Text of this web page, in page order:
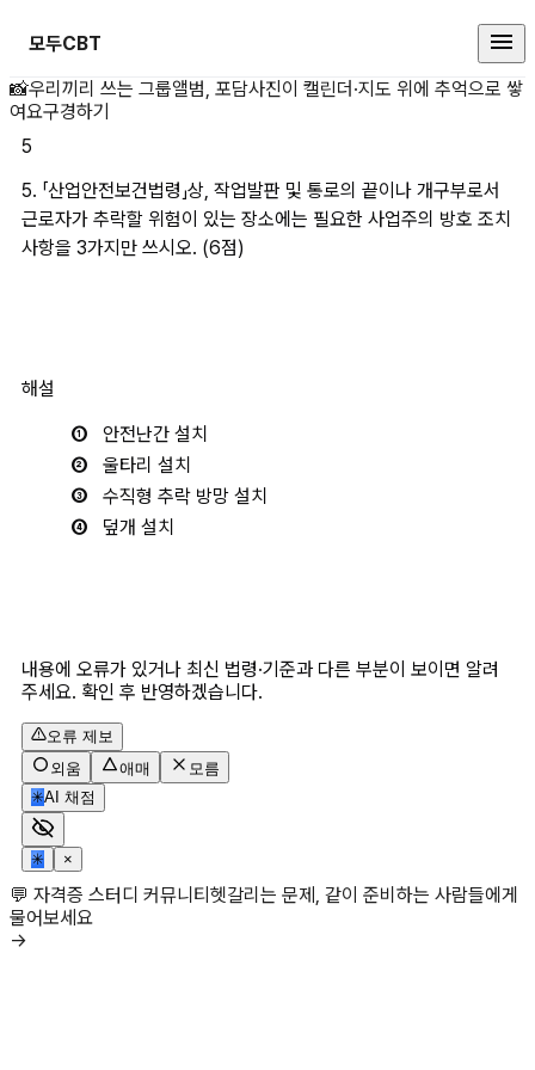
모두CBT
5. 「산업안전보건법령」상, 작업
📸우리끼리 쓰는 그룹앨범, 포담사진이 캘린더·지도 위에 추억으로 쌓
여요구경하기
5
5. 「산업안전보건법령」상, 작업발판 및 통로의 끝이나 개구부로서
근로자가 추락할 위험이 있는 장소에는 필요한 사업주의 방호 조치
사항을 3가지만 쓰시오. (6점)
해설
안전난간 설치
울타리 설치
수직형 추락 방망 설치
덮개 설치
내용에 오류가 있거나 최신 법령·기준과 다른 부분이 보이면 알려
주세요. 확인 후 반영하겠습니다.
오류 제보
외움
애매
모름
✳AI 채점
✳ ×
💬 자격증 스터디 커뮤니티헷갈리는 문제, 같이 준비하는 사람들에게
물어보세요
→